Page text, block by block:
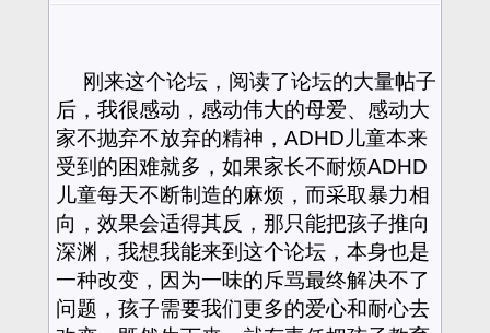
刚来这个论坛，阅读了论坛的大量帖子
后，我很感动，感动伟大的母爱、感动大
家不抛弃不放弃的精神，ADHD儿童本来
受到的困难就多，如果家长不耐烦ADHD
儿童每天不断制造的麻烦，而采取暴力相
向，效果会适得其反，那只能把孩子推向
深渊，我想我能来到这个论坛，本身也是
一种改变，因为一味的斥骂最终解决不了
问题，孩子需要我们更多的爱心和耐心去